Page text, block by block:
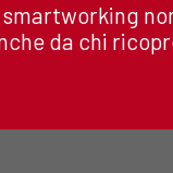
da chi